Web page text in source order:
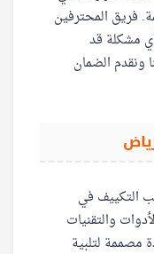
فريق المحترفين
مشكلة قد
ونقدم الضمان
التكييف في
والتقنيات
مصممة لتلبية